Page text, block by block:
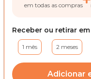
em todas as compras
Receber ou retirar
1 mês 2 meses
Adicionar